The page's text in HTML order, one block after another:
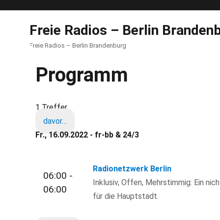
Freie Radios – Berlin
Freie Radios – Berlin Brandenburg
Programm
1 Treffer
davor…
Fr., 16.09.2022 - fr-bb & 24/3
06:00 -
06:00
Radionetzwerk Berlin
Inklusiv, Offen, Mehrstimmig: Ein
für die Hauptstadt.